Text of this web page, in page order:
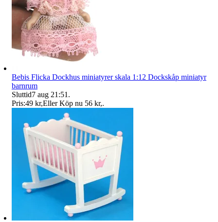
Bebis Flicka Dockhus miniatyrer skala 1:12 Dockskåp miniatyr
barnrum
Sluttid7 aug 21:51 .
Pris:49 kr,Eller Köp nu 56 kr,.